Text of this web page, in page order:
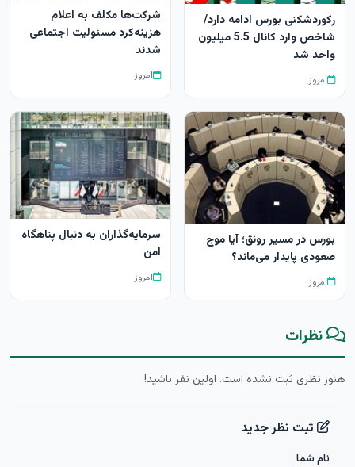
رکوردشکنی بورس ادامه دارد/
شاخص وارد کانال 5.5 میلیون
واحد شد
امروز
شرکت‌ها مکلف به اعلام
هزینه‌کرد مسئولیت اجتماعی
شدند
امروز
بورس در مسیر رونق؛ آیا موج
صعودی پایدار می‌ماند؟
امروز
سرمایه‌گذاران به دنبال پناهگاه
امن
امروز
نظرات
هنوز نظری ثبت نشده است. اولین نفر باشید!
ثبت نظر جدید
نام شما